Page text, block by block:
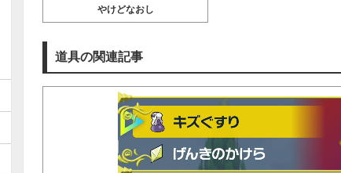
やけどなおし
道具の関連記事